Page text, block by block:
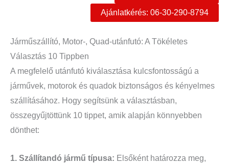
Ajánlatkérés: 06-30-290-8794
Járműszállító, Motor-, Quad-utánfutó: A Tökéletes
Választás 10 Tippben
A megfelelő utánfutó kiválasztása kulcsfontosságú a
járművek, motorok és quadok biztonságos és kényelmes
szállításához. Hogy segítsünk a választásban,
összegyűjtöttünk 10 tippet, amik alapján könnyebben
dönthet:
1. Szállítandó jármű típusa: Elsőként határozza meg,